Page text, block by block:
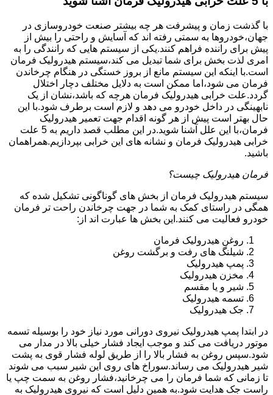
با گذشت زمان و پیشرفت هر چه بیشتر صنعت خودروسازی در
جهان،خودروها به سمتی رفته اند که آسایش و راحتی را بیش از
پیش برای راننده فراهم کنند.یکی از سیستم هایی که رانندگی را به
امری لذت بخش برای شما تبدیل می کند،سیستم هیدرولیک فرمان
است.با اینکه این سیستم مانع از بروز خستگی در هنگام چرخاندن
فرمان می شود،اما ممکن است به دلایل مختلف دچار اختلال
گردد.علت خرابی هیدرولیک فرمان هرچه که باشد،نشان از یک
نابهینگی در داخل خودرو می دهد و لازم است برطرف شود.با این
حال بهتر است پیش از هر گونه اقدام جهت تعمیر هیدرولیک
فرمان،با این علل آشنا شوید.در این مطلب قصد داریم به 5 علت
خرابی هیدرولیک فرمان و نشانه های این خرابی بپردازیم.همراهمان
باشید.
فرمان هیدرولیک چیست؟
سیستم هیدرولیک فرمان از بخش های گوناگونی تشکیل شده که
همگی در راستای کمک به شما در جهت چرخاندن راحت تر فرمان
خودرو فعالیت می کنند.این بخش ها عبارت اند از:
روغن هیدرولیک فرمان
شیلنگ های رفت و برگشت روغن
پمپ هیدرولیک
مخزن هیدرولیک
شیر و یا مقسم
تسمه هیدرولیک
جک هیدرولیک
در ابتدا پمپ هیدرولیک نیروی دورانی مورد نیاز خود را بوسیله تسمه
موتور دریافت می کند و موجب ایجاد فشار خیلی بالا در مدار می
شود.سپس روغن به فشار بالا را از طریق لوله فشار قوی به پشت
شیر هیدرولیک می رساند.سوراخ های روی این شیر سبب می شوند
تا زمانی که شما فرمان را می چرخانید،فشار روغن به سمت چپ یا
راست جک هدایت شود.به همین دلیل است که نیروی هیدرولیک به